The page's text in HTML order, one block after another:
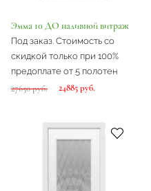
Эмма 10 ДО наливной витраж
Под заказ. Стоимость со
скидкой только при 100%
предоплате от 5 полотен
27650 руб. 24885 руб.